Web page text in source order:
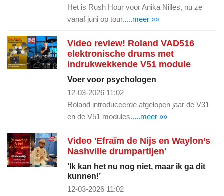
Het is Rush Hour voor Anika Nilles, nu ze
vanaf juni op tour.....meer »»
Video review! Roland VAD516
elektronische drums met
indrukwekkende V51 module
Voer voor psychologen
12-03-2026 11:02
Roland introduceerde afgelopen jaar de V31
en de V51 modules.....meer »»
Video 'Efraïm de Nijs en Waylon’s
Nashville drumpartijen'
‘Ik kan het nu nog niet, maar ik ga dit
kunnen!’
12-03-2026 11:02